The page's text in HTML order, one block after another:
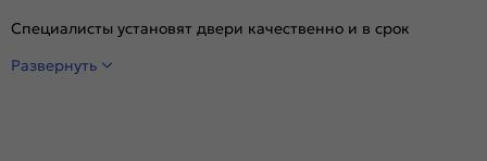
Специалисты установят двери качественно и в срок
Развернуть